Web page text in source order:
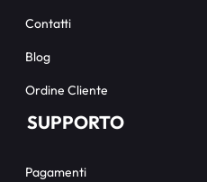
Contatti
Blog
Ordine Cliente
SUPPORTO
Pagamenti